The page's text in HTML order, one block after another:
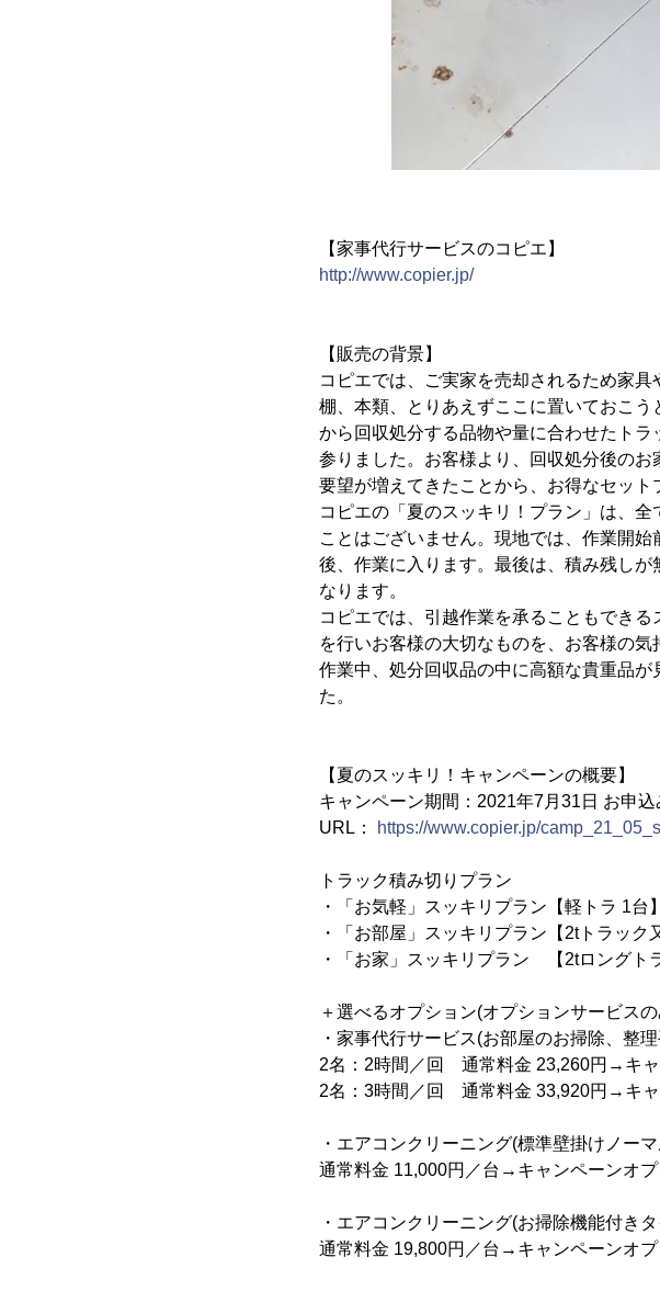
【家事代行サービスのコピエ】
http://www.copier.jp/
【販売の背景】
コピエでは、ご実家を売却されるため家
棚、本類、とりあえずここに置いておこ
から回収処分する品物や量に合わせたト
参りました。お客様より、回収処分後の
要望が増えてきたことから、お得なセット
コピエの「夏のスッキリ！プラン」は、
ことはございません。現地では、作業開
後、作業に入ります。最後は、積み残し
なります。
コピエでは、引越作業を承ることもでき
を行いお客様の大切なものを、お客様の
作業中、処分回収品の中に高額な貴重品
た。
【夏のスッキリ！キャンペーンの概要】
キャンペーン期間：2021年7月31日 お申込
URL：
https://www.copier.jp/
トラック積み切りプラン
・「お気軽」スッキリプラン【
・「お部屋」スッキリプラン【2tトラック
・「お家」スッキリプラン 【2tロン
＋選べるオプション(オプションサービス
・家事代行サービス(お部屋のお掃除、整
2名：2時間／回 通常料金 23,260円→キャ
2名：3時間／回 通常料金 33,920円→キャ
・エアコンクリーニング(標準壁掛けノー
通常料金 11,000円／台→キャンペーンオ
・エアコンクリーニング(お掃除機能付き
通常料金 19,800円／台→キャンペーンオ